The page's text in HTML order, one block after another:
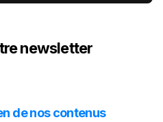
newsletter
de nos contenus